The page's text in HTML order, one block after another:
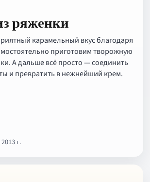
ряженки
карамельный вкус благодаря
приготовим творожную
А дальше всё просто — соединить
и превратить в нежнейший крем.
г.